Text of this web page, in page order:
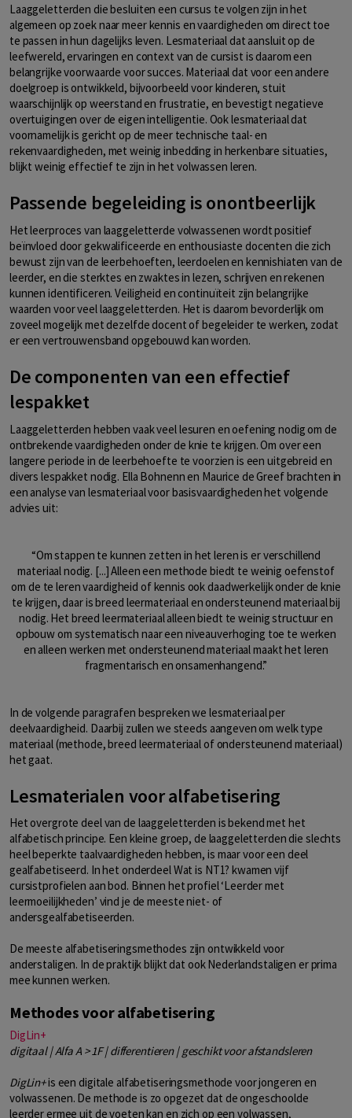
Laaggeletterden die besluiten een cursus te volgen zijn in het
algemeen op zoek naar meer kennis en vaardigheden om direct toe
te passen in hun dagelijks leven. Lesmateriaal dat aansluit op de
leefwereld, ervaringen en context van de cursist is daarom een
belangrijke voorwaarde voor succes. Materiaal dat voor een andere
doelgroep is ontwikkeld, bijvoorbeeld voor kinderen, stuit
waarschijnlijk op weerstand en frustratie, en bevestigt negatieve
overtuigingen over de eigen intelligentie. Ook lesmateriaal dat
voornamelijk is gericht op de meer technische taal- en
rekenvaardigheden, met weinig inbedding in herkenbare situaties,
blijkt weinig effectief te zijn in het volwassen leren.
Passende begeleiding is onontbeerlijk
Het leerproces van laaggeletterde volwassenen wordt positief
beïnvloed door gekwalificeerde en enthousiaste docenten die zich
bewust zijn van de leerbehoeften, leerdoelen en kennishiaten van de
leerder, en die sterktes en zwaktes in lezen, schrijven en rekenen
kunnen identificeren. Veiligheid en continuïteit zijn belangrijke
waarden voor veel laaggeletterden. Het is daarom bevorderlijk om
zoveel mogelijk met dezelfde docent of begeleider te werken, zodat
er een vertrouwensband opgebouwd kan worden.
De componenten van een effectief
lespakket
Laaggeletterden hebben vaak veel lesuren en oefening nodig om de
ontbrekende vaardigheden onder de knie te krijgen. Om over een
langere periode in de leerbehoefte te voorzien is een uitgebreid en
divers lespakket nodig. Ella Bohnenn en Maurice de Greef brachten in
een analyse van lesmateriaal voor basisvaardigheden het volgende
advies uit:
“Om stappen te kunnen zetten in het leren is er verschillend
materiaal nodig. [...] Alleen een methode biedt te weinig oefenstof
om de te leren vaardigheid of kennis ook daadwerkelijk onder de knie
te krijgen, daar is breed leermateriaal en ondersteunend materiaal bij
nodig. Het breed leermateriaal alleen biedt te weinig structuur en
opbouw om systematisch naar een niveauverhoging toe te werken
en alleen werken met ondersteunend materiaal maakt het leren
fragmentarisch en onsamenhangend.”
In de volgende paragrafen bespreken we lesmateriaal per
deelvaardigheid. Daarbij zullen we steeds aangeven om welk type
materiaal (methode, breed leermateriaal of ondersteunend materiaal)
het gaat.
Lesmaterialen voor alfabetisering
Het overgrote deel van de laaggeletterden is bekend met het
alfabetisch principe. Een kleine groep, de laaggeletterden die slechts
heel beperkte taalvaardigheden hebben, is maar voor een deel
gealfabetiseerd. In het onderdeel Wat is NT1? kwamen vijf
cursistprofielen aan bod. Binnen het profiel ‘Leerder met
leermoeilijkheden’ vind je de meeste niet- of
andersgealfabetiseerden.
De meeste alfabetiseringsmethodes zijn ontwikkeld voor
anderstaligen. In de praktijk blijkt dat ook Nederlandstaligen er prima
mee kunnen werken.
Methodes voor alfabetisering
DigLin+
digitaal | Alfa A > 1F | differentieren | geschikt voor afstandsleren
DigLin+is een digitale alfabetiseringsmethode voor jongeren en
volwassenen. De methode is zo opgezet dat de ongeschoolde
leerder ermee uit de voeten kan en zich op een volwassen,